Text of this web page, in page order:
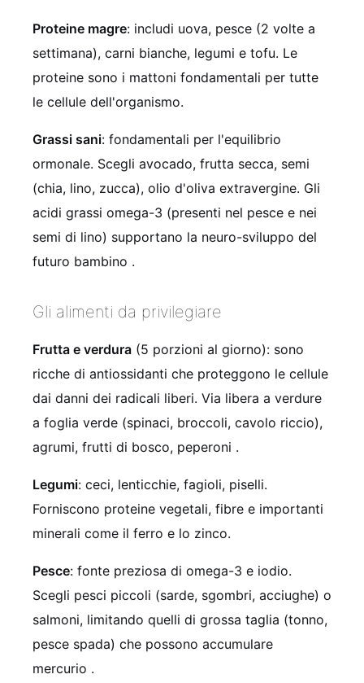
Proteine magre: includi uova, pesce (2 volte a
settimana), carni bianche, legumi e tofu. Le
proteine sono i mattoni fondamentali per tutte
le cellule dell'organismo.
Grassi sani: fondamentali per l'equilibrio
ormonale. Scegli avocado, frutta secca, semi
(chia, lino, zucca), olio d'oliva extravergine. Gli
acidi grassi omega-3 (presenti nel pesce e nei
semi di lino) supportano la neuro-sviluppo del
futuro bambino .
Gli alimenti da privilegiare
Frutta e verdura (5 porzioni al giorno): sono
ricche di antiossidanti che proteggono le cellule
dai danni dei radicali liberi. Via libera a verdure
a foglia verde (spinaci, broccoli, cavolo riccio),
agrumi, frutti di bosco, peperoni .
Legumi: ceci, lenticchie, fagioli, piselli.
Forniscono proteine vegetali, fibre e importanti
minerali come il ferro e lo zinco.
Pesce: fonte preziosa di omega-3 e iodio.
Scegli pesci piccoli (sarde, sgombri, acciughe) o
salmoni, limitando quelli di grossa taglia (tonno,
pesce spada) che possono accumulare
mercurio .